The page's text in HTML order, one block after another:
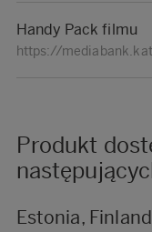
Handy Pack filmu
https://
Produkt
Estonia,